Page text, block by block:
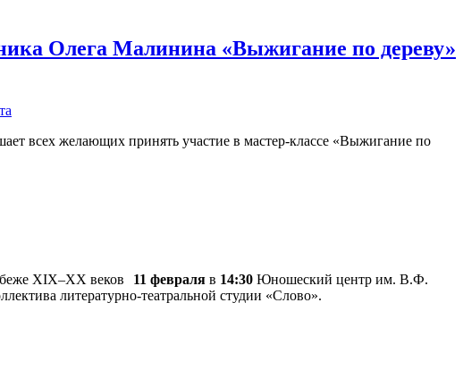
Олега Малинина «Выжигание по дереву»
всех желающих принять участие в мастер-классе «Выжигание по
11 февраля в 14:30 Юношеский центр им. В.Ф.
литературно-театральной студии «Слово».